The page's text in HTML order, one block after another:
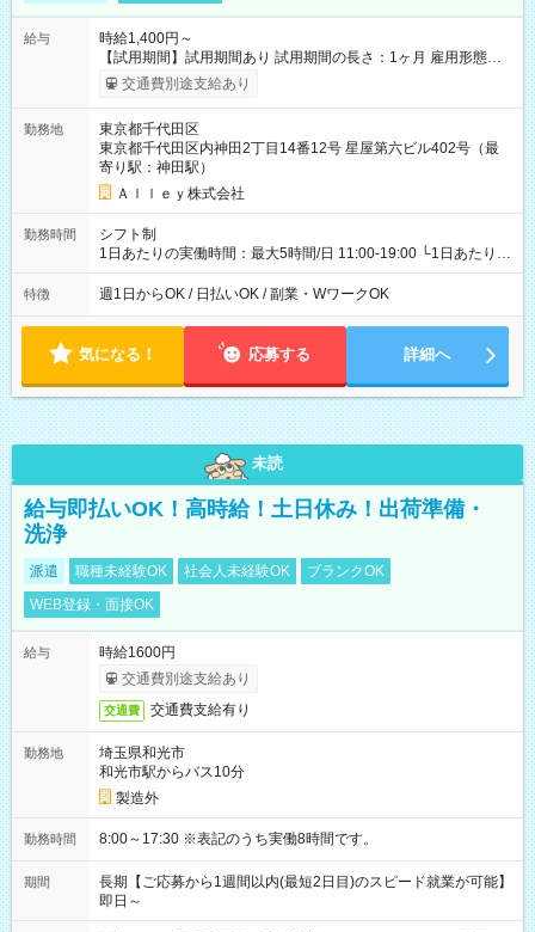
給与
時給1,400円～
【試用期間】試用期間あり 試用期間の長さ：1ヶ月 雇用形態、
給与は本採用時と同じです。
交通費別途支給あり
勤務地
東京都千代田区
東京都千代田区内神田2丁目14番12号 星屋第六ビル402号（最
寄り駅：神田駅）
Ａｌｌｅｙ株式会社
勤務時間
シフト制
1日あたりの実働時間：最大5時間/日 11:00-19:00 └1日あたりの
実働時間：1-5時間 └上記の時間帯内であれば、いつでも勤務可
能！ └平日・土曜日の中で、お好きな曜日でご勤務いただけま
18:00 などのように、自由な働き方が可能なお仕事です！
特徴 週1日からOK / 日払いOK / 副業・WワークOK
気になる！ 応募する 詳細へ
未読
給与即払いOK！高時給！土日休み！出荷準備・
洗浄
派遣 職種未経験OK 社会人未経験OK
ブランクOK
WEB登録・面接OK
給与
時給1600円
交通費別途支給あり
交通費 交通費支給有り
勤務地
埼玉県和光市
和光市駅からバス10分
製造外
勤務時間 8:00～17:30 ※表記のうち実働8時間です。
期間
長期【ご応募から1週間以内(最短2日目)のスピード就業が可能】
即日～